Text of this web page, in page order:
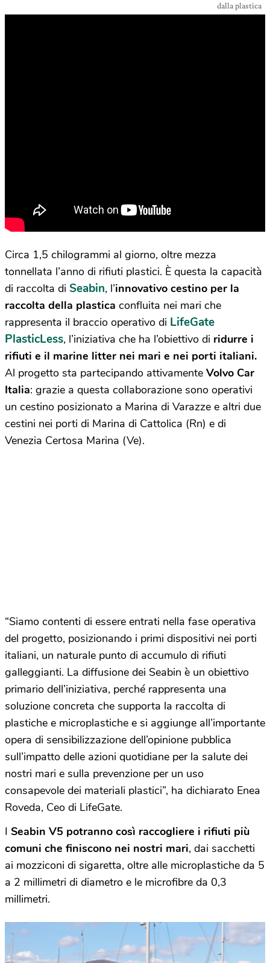
dalla plastica
Circa 1,5 chilogrammi al giorno, oltre mezza
tonnellata l’anno di rifiuti plastici. È questa la capacità
di raccolta di Seabin, l’innovativo cestino per la
raccolta della plastica confluita nei mari che
rappresenta il braccio operativo di LifeGate
PlasticLess, l’iniziativa che ha l’obiettivo di ridurre i
rifiuti e il marine litter nei mari e nei porti italiani.
Al progetto sta partecipando attivamente Volvo Car
Italia: grazie a questa collaborazione sono operativi
un cestino posizionato a Marina di Varazze e altri due
cestini nei porti di Marina di Cattolica (Rn) e di
Venezia Certosa Marina (Ve).
“Siamo contenti di essere entrati nella fase operativa
del progetto, posizionando i primi dispositivi nei porti
italiani, un naturale punto di accumulo di rifiuti
galleggianti. La diffusione dei Seabin è un obiettivo
primario dell’iniziativa, perché rappresenta una
soluzione concreta che supporta la raccolta di
plastiche e microplastiche e si aggiunge all’importante
opera di sensibilizzazione dell’opinione pubblica
sull’impatto delle azioni quotidiane per la salute dei
nostri mari e sulla prevenzione per un uso
consapevole dei materiali plastici”, ha dichiarato Enea
Roveda, Ceo di LifeGate.
I Seabin V5 potranno così raccogliere i rifiuti più
comuni che finiscono nei nostri mari, dai sacchetti
ai mozziconi di sigaretta, oltre alle microplastiche da 5
a 2 millimetri di diametro e le microfibre da 0,3
millimetri.